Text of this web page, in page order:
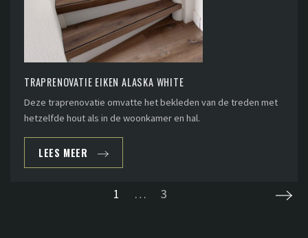
TRAPRENOVATIE EIKEN ALASKA WHITE
Deze traprenovatie omvatte het bekleden van de treden met
hetzelfde hout als in de woonkamer en hal.
LEES MEER
1 … 3